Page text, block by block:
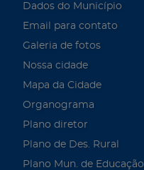
Dados do Município
Email para contato
Galeria de fotos
Nossa cidade
Mapa da Cidade
Organograma
Plano diretor
Plano de Des. Rural
Plano Mun. de Educação